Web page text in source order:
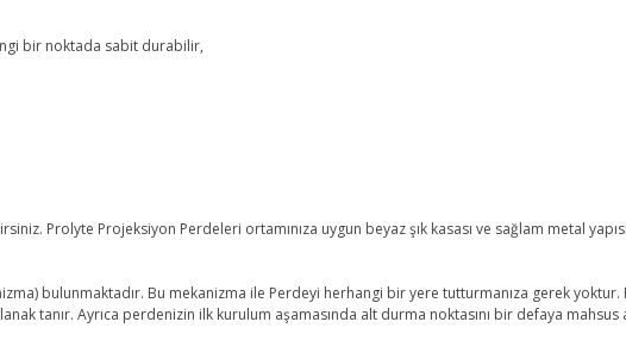
bir noktada sabit durabilir,
Prolyte Projeksiyon Perdeleri ortamınıza uygun beyaz şık kasası ve sağlam metal
bulunmaktadır. Bu mekanizma ile Perdeyi herhangi bir yere tutturmanıza gerek
tanır. Ayrıca perdenizin ilk kurulum aşamasında alt durma noktasını bir defaya